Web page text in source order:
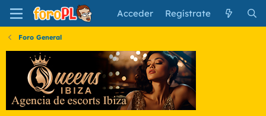
Acceder Regístrate
Foro General